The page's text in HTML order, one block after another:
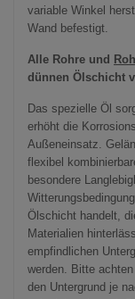
variable Winkel
Wand befestigt.
Alle Rohre und
dünnen Ölschicht
Das spezielle Öl
erhöht die
Außeneinsatz.
flexibel
besondere
Ölschicht handelt,
Materialien
empfindlichen
werden. Bitte
den Untergrund je